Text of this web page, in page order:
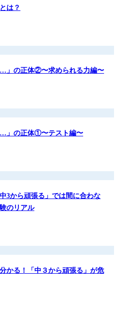
は？
…」の正体②〜求められる力編〜
…」の正体①〜テスト編〜
3から頑張る」では間に合わな
のリアル
かる！「中３から頑張る」が危